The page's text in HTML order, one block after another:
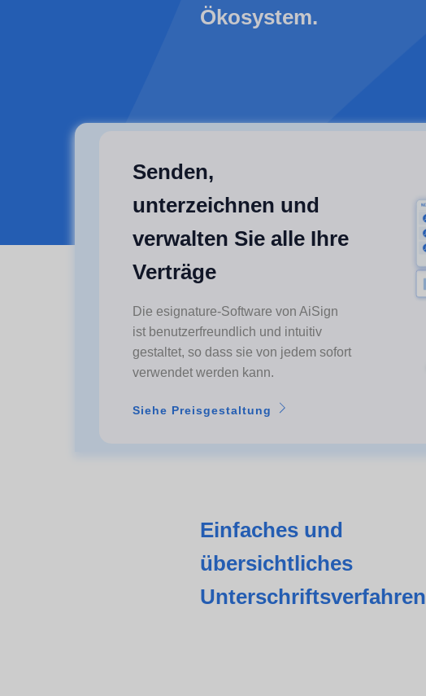
Ökosystem.
Senden,
unterzeichnen und
verwalten Sie alle Ihre
Verträge
Die esignature-Software von AiSign
ist benutzerfreundlich und intuitiv
gestaltet, so dass sie von jedem sofort
verwendet werden kann.
Siehe Preisgestaltung
Einfaches und
übersichtliches
Unterschriftsverfahren